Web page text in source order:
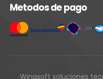
Metodos de pago
Wingsoft soluciones